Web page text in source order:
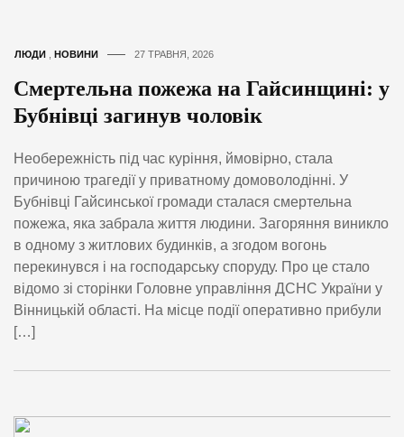
ЛЮДИ НОВИНИ 27 ТРАВНЯ, 2026
Смертельна пожежа на Гайсинщині: у
Бубнівці загинув чоловік
Необережність під час куріння, ймовірно, стала
причиною трагедії у приватному домоволодінні. У
Бубнівці Гайсинської громади сталася смертельна
пожежа, яка забрала життя людини. Загоряння виникло
в одному з житлових будинків, а згодом вогонь
перекинувся і на господарську споруду. Про це стало
відомо зі сторінки Головне управління ДСНС України у
Вінницькій області. На місце події оперативно прибули
[…]